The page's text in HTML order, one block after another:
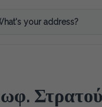
your address?